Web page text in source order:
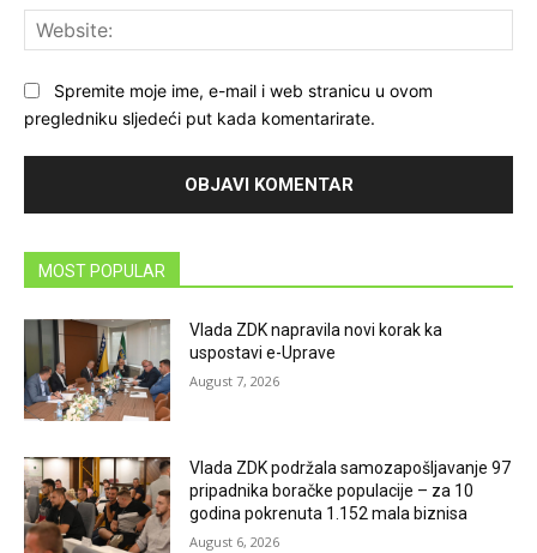
Spremite moje ime, e-mail i web stranicu u ovom
pregledniku sljedeći put kada komentarirate.
MOST POPULAR
Vlada ZDK napravila novi korak ka
uspostavi e-Uprave
August 7, 2026
Vlada ZDK podržala samozapošljavanje 97
pripadnika boračke populacije – za 10
godina pokrenuta 1.152 mala biznisa
August 6, 2026